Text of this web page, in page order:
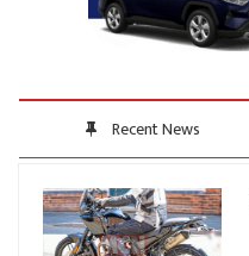
Recent News